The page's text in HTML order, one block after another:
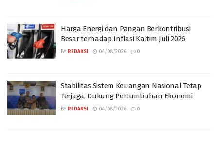
Harga Energi dan Pangan Berkontribusi
Besar terhadap Inflasi Kaltim Juli 2026
BY REDAKSI 04/08/2026 0
Stabilitas Sistem Keuangan Nasional Tetap
Terjaga, Dukung Pertumbuhan Ekonomi
BY REDAKSI 04/08/2026 0